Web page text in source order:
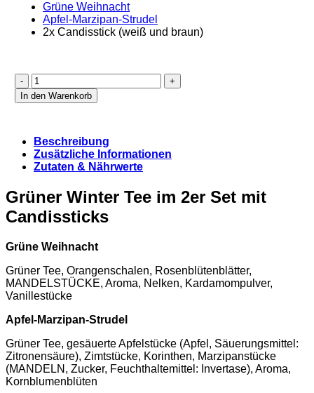
Grüne Weihnacht
Apfel-Marzipan-Strudel
2x Candisstick (weiß und braun)
Grüner
Winter
Tee
Geschenk
Set
Menge
In den Warenkorb
Beschreibung
Zusätzliche Informationen
Zutaten & Nährwerte
Grüner Winter Tee im 2er Set mit
Candissticks
Grüne Weihnacht
Grüner Tee, Orangenschalen, Rosenblütenblätter,
MANDELSTÜCKE, Aroma, Nelken, Kardamompulver,
Vanillestücke
Apfel-Marzipan-Strudel
Grüner Tee, gesäuerte Apfelstücke (Apfel, Säuerungsmittel:
Zitronensäure), Zimtstücke, Korinthen, Marzipanstücke
(MANDELN, Zucker, Feuchthaltemittel: Invertase), Aroma,
Kornblumenblüten